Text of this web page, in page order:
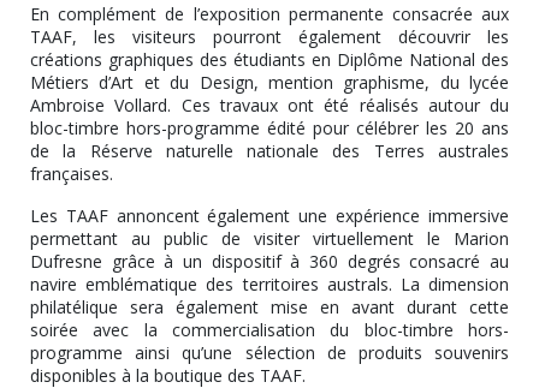
En complément de l’exposition permanente consacrée aux
TAAF, les visiteurs pourront également découvrir les
créations graphiques des étudiants en Diplôme National des
Métiers d’Art et du Design, mention graphisme, du lycée
Ambroise Vollard. Ces travaux ont été réalisés autour du
bloc-timbre hors-programme édité pour célébrer les 20 ans
de la Réserve naturelle nationale des Terres australes
françaises.
Les TAAF annoncent également une expérience immersive
permettant au public de visiter virtuellement le Marion
Dufresne grâce à un dispositif à 360 degrés consacré au
navire emblématique des territoires australs. La dimension
philatélique sera également mise en avant durant cette
soirée avec la commercialisation du bloc-timbre hors-
programme ainsi qu’une sélection de produits souvenirs
disponibles à la boutique des TAAF.